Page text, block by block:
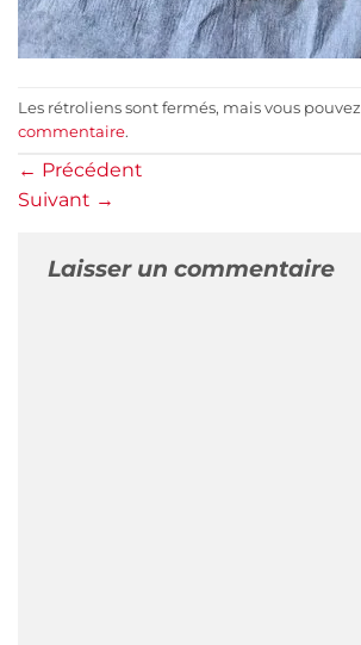
Les rétroliens sont fermés, mais vous pouvez
commentaire.
← Précédent
Suivant →
Laisser un commentaire